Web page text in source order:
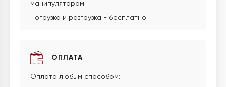
манипулятором
Погрузка и разгрузка - бесплатно
ОПЛАТА
Оплата любым способом: